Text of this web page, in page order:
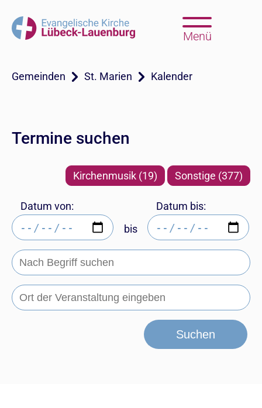
Menü
Gemeinden St. Marien Kalender
Termine suchen
Kirchenmusik (19) Sonstige (377)
Datum von:
bis
Datum bis:
Suchen